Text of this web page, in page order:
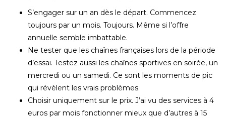
S’engager sur un an dès le départ. Commencez
toujours par un mois. Toujours. Même si l’offre
annuelle semble imbattable.
Ne tester que les chaînes françaises lors de la période
d’essai. Testez aussi les chaînes sportives en soirée, un
mercredi ou un samedi. Ce sont les moments de pic
qui révèlent les vrais problèmes.
Choisir uniquement sur le prix. J’ai vu des services à 4
euros par mois fonctionner mieux que d’autres à 15